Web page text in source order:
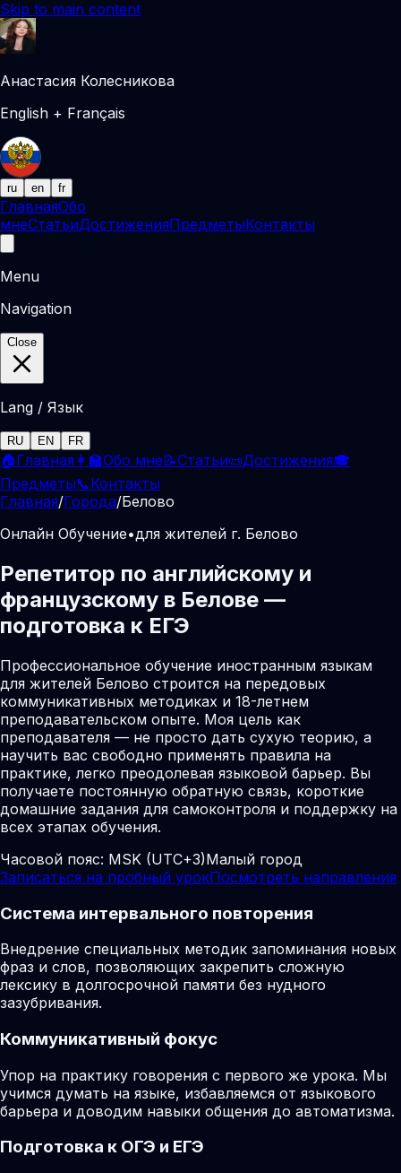
Skip to main content
Анастасия Колесникова
English + Français
ru en fr
ГлавнаяОбо
мнеСтатьиДостиженияПредметыКонтакты
Menu
Navigation
Close
Lang / Язык
RU EN FR
🏠Главная 👩‍🏫Обо мне📝Статьи📜Достижения🎓
Предметы📞Контакты
Главная/Города/Белово
Онлайн Обучение•для жителей г. Белово
Репетитор по английскому и
французскому в Белове —
подготовка к ЕГЭ
Профессиональное обучение иностранным языкам
для жителей Белово строится на передовых
коммуникативных методиках и 18-летнем
преподавательском опыте. Моя цель как
преподавателя — не просто дать сухую теорию, а
научить вас свободно применять правила на
практике, легко преодолевая языковой барьер. Вы
получаете постоянную обратную связь, короткие
домашние задания для самоконтроля и поддержку на
всех этапах обучения.
Часовой пояс: MSK (UTC+3)Малый город
Записаться на пробный урокПосмотреть направления
Система интервального повторения
Внедрение специальных методик запоминания новых
фраз и слов, позволяющих закрепить сложную
лексику в долгосрочной памяти без нудного
зазубривания.
Коммуникативный фокус
Упор на практику говорения с первого же урока. Мы
учимся думать на языке, избавляемся от языкового
барьера и доводим навыки общения до автоматизма.
Подготовка к ОГЭ и ЕГЭ